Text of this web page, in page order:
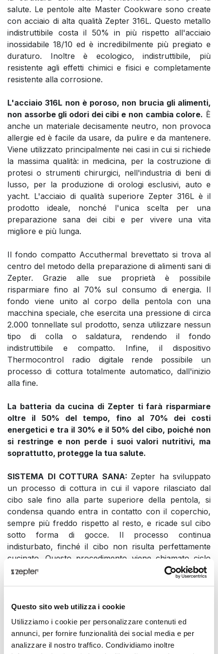
Questo sito web utilizza i cookie
Utilizziamo i cookie per personalizzare contenuti ed
annunci, per fornire funzionalità dei social media e per
analizzare il nostro traffico. Condividiamo inoltre
salute. Le pentole alte Master Cookware sono create
con acciaio di alta qualità Zepter 316L. Questo metallo
indistruttibile costa il 50% in più rispetto all'acciaio
inossidabile 18/10 ed è incredibilmente più pregiato e
duraturo. Inoltre è ecologico, indistruttibile, più
resistente agli effetti chimici e fisici e completamente
resistente alla corrosione.
L'acciaio 316L non è poroso, non brucia gli alimenti,
non assorbe gli odori dei cibi e non cambia colore. È
anche un materiale decisamente neutro, non provoca
allergie ed è facile da usare, da pulire e da mantenere.
Viene utilizzato principalmente nei casi in cui si richiede
la massima qualità: in medicina, per la costruzione di
protesi o strumenti chirurgici, nell'industria di beni di
lusso, per la produzione di orologi esclusivi, auto e
yacht. L'acciaio di qualità superiore Zepter 316L è il
prodotto ideale, nonché l'unica scelta per una
preparazione sana dei cibi e per vivere una vita
migliore e più lunga.
Il fondo compatto Accuthermal brevettato si trova al
centro del metodo della preparazione di alimenti sani di
Zepter. Grazie alle sue proprietà è possibile
risparmiare fino al 70% sul consumo di energia. Il
fondo viene unito al corpo della pentola con una
macchina speciale, che esercita una pressione di circa
2.000 tonnellate sul prodotto, senza utilizzare nessun
tipo di colla o saldatura, rendendo il fondo
indistruttibile e compatto. Infine, il dispositivo
Thermocontrol radio digitale rende possibile un
processo di cottura totalmente automatico, dall'inizio
alla fine.
La batteria da cucina di Zepter ti farà risparmiare
oltre il 50% del tempo, fino al 70% dei costi
energetici e tra il 30% e il 50% del cibo, poiché non
si restringe e non perde i suoi valori nutritivi, ma
soprattutto, protegge la tua salute.
SISTEMA DI COTTURA SANA: Zepter ha sviluppato
un processo di cottura in cui il vapore rilasciato dal
cibo sale fino alla parte superiore della pentola, si
condensa quando entra in contatto con il coperchio,
sempre più freddo rispetto al resto, e ricade sul cibo
sotto forma di gocce. Il processo continua
indisturbato, finché il cibo non risulta perfettamente
cucinato. Questo procedimento viene chiamato ciclo
chiuso Zepter e garantisce una preparazione sana del
cibo a bassa temperatura, senza dover aggiungere
dimostrato che cucinando con i prodotti Zepter viene
preservato il 72% in più di vitamina A, il 252% in più di
calcio, il 336% in più di fosforo e l'83% in più di ferro,
rispetto alle batterie da cucina convenzionali. È stato
scoperto che il vitello e il pollo riducono il loro